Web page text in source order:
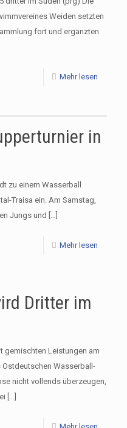
Weiden setzten
fort und ergänzten
Mehr lesen
in
zu einem Wasserball
Traisa ein. Am Samstag,
Jungs und […]
Mehr lesen
Dritter im
gemischten Leistungen am
Ostdeutschen Wasserball-
nicht vollends überzeugen,
[…]